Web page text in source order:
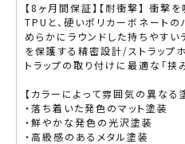
【8ヶ月間保証】【耐衝撃】 衝撃
TPUと、硬いポリカーボネート
めらかにラウンドした持ちやす
を保護する精密設計/ストラップ
トラップの取り付けに最適な「挟
【カラーによって雰囲気の異なる
・落ち着いた発色のマット塗装
・鮮やかな発色の光沢塗装
・高級感のあるメタル塗装